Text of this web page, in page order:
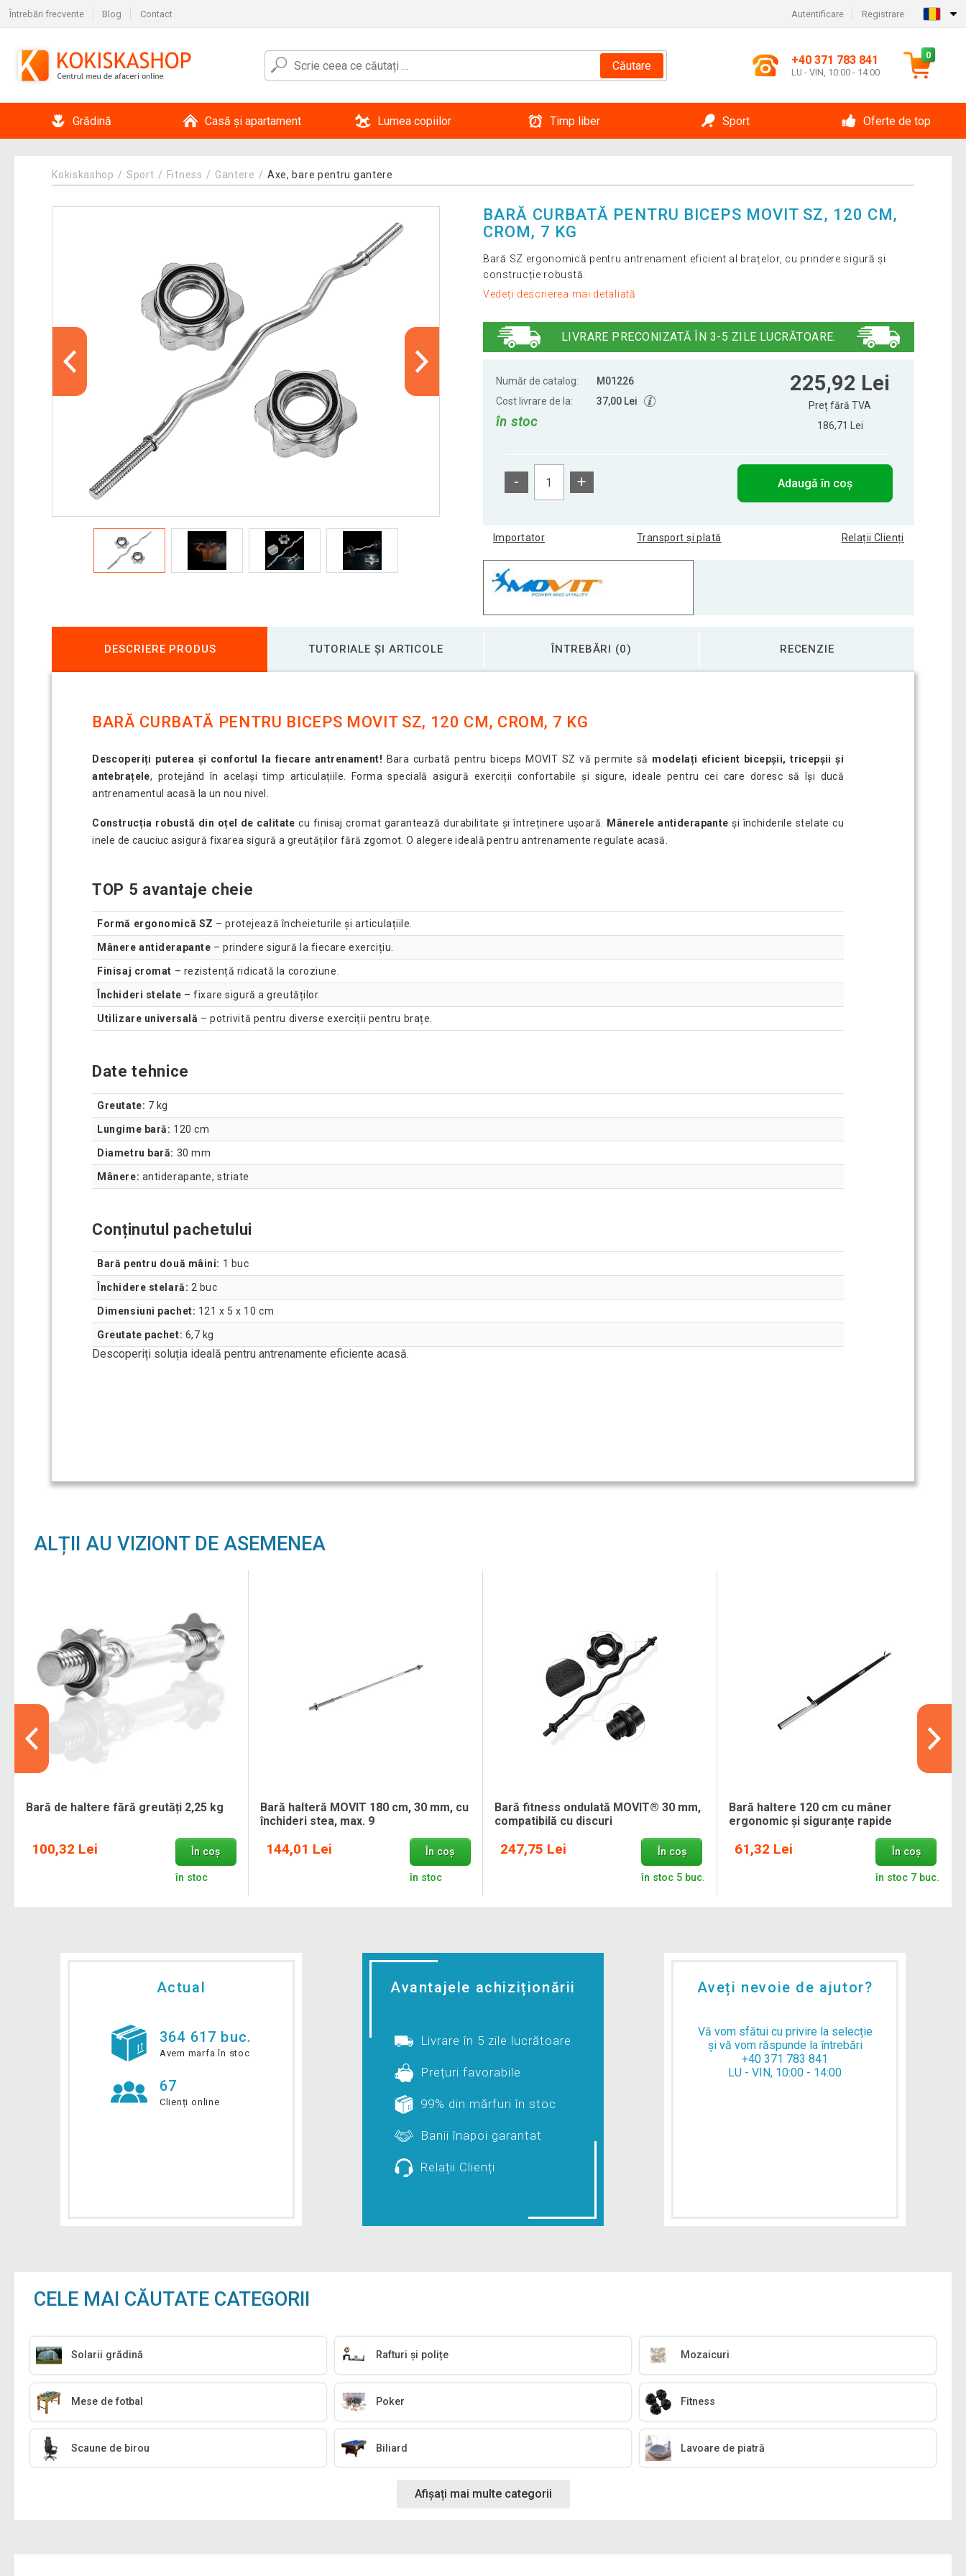
Întrebări frecvente Blog Contact Autentificare Registrare
Căutare +40 371 783 841
LU - VIN, 10:00 - 14:00
0
Grădină Casă și apartament Lumea copiilor Timp liber Sport Oferte de top
Kokiskashop Sport Fitness Gantere Axe, bare pentru gantere
BARĂ CURBATĂ PENTRU BICEPS MOVIT SZ, 120 CM,
CROM, 7 KG
Bară SZ ergonomică pentru antrenament eficient al brațelor, cu prindere sigură și
construcție robustă.
Vedeți descrierea mai detaliată
LIVRARE PRECONIZATĂ ÎN 3-5 ZILE LUCRĂTOARE.
Număr de catalog:
M01226
Cost livrare de la:
37,00 Lei
în stoc
225,92 Lei
Preț fără TVA
186,71 Lei
- + Adaugă în coș
Importator Transport și plată Relații Clienți
DESCRIERE PRODUS TUTORIALE ȘI ARTICOLE ÎNTREBĂRI (0) RECENZIE
BARĂ CURBATĂ PENTRU BICEPS MOVIT SZ, 120 CM, CROM, 7 KG
Descoperiți puterea și confortul la fiecare antrenament! Bara curbată pentru biceps MOVIT SZ vă permite să modelați eficient bicepșii, tricepșii și
antebrațele, protejând în același timp articulațiile. Forma specială asigură exerciții confortabile și sigure, ideale pentru cei care doresc să își ducă
antrenamentul acasă la un nou nivel.
Construcția robustă din oțel de calitate cu finisaj cromat garantează durabilitate și întreținere ușoară. Mânerele antiderapante și închiderile stelate cu
inele de cauciuc asigură fixarea sigură a greutăților fără zgomot. O alegere ideală pentru antrenamente regulate acasă.
TOP 5 avantaje cheie
Formă ergonomică SZ – protejează încheieturile și articulațiile.
Mânere antiderapante – prindere sigură la fiecare exercițiu.
Finisaj cromat – rezistență ridicată la coroziune.
Închideri stelate – fixare sigură a greutăților.
Utilizare universală – potrivită pentru diverse exerciții pentru brațe.
Date tehnice
Greutate: 7 kg
Lungime bară: 120 cm
Diametru bară: 30 mm
Mânere: antiderapante, striate
Conținutul pachetului
Bară pentru două mâini: 1 buc
Închidere stelară: 2 buc
Dimensiuni pachet: 121 x 5 x 10 cm
Greutate pachet: 6,7 kg
Descoperiți soluția ideală pentru antrenamente eficiente acasă.
ALȚII AU VIZIONT DE ASEMENEA
Bară de haltere fără greutăți 2,25 kg
100,32 Lei În coș
în stoc
Bară halteră MOVIT 180 cm, 30 mm, cu
închideri stea, max. 9
144,01 Lei În coș
în stoc
Bară fitness ondulată MOVIT® 30 mm,
compatibilă cu discuri
247,75 Lei În coș
în stoc 5 buc.
Bară haltere 120 cm cu mâner
ergonomic și siguranțe rapide
61,32 Lei În coș
în stoc 7 buc.
Actual
364 617 buc.
Avem marfa în stoc
67
Clienți online
Avantajele achiziționării
Livrare în 5 zile lucrătoare
Prețuri favorabile
99% din mărfuri în stoc
Banii înapoi garantat
Relații Clienți
Aveți nevoie de ajutor?
Vă vom sfătui cu privire la selecție
și vă vom răspunde la întrebări
+40 371 783 841
LU - VIN, 10:00 - 14:00
CELE MAI CĂUTATE CATEGORII
Solarii grădină Rafturi și polițe Mozaicuri
Mese de fotbal Poker Fitness
Scaune de birou Biliard Lavoare de piatră
Afișați mai multe categorii